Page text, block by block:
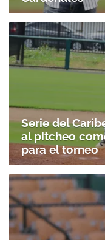
Serie del
al pitcheo
para el torneo